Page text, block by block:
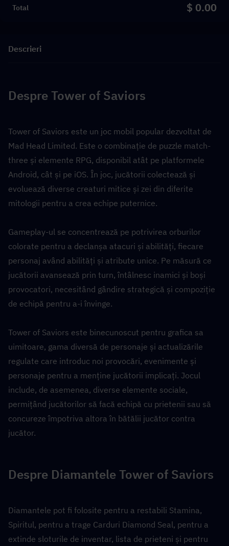
Total $ 0.00
Descrieri
Despre Tower of Saviors
Tower of Saviors este un joc mobil popular dezvoltat de
Mad Head Limited. Este o combinație de puzzle match-
three și elemente RPG, disponibil atât pe platformele
Android, cât și pe iOS. În joc, jucătorii colectează și
evoluează diverse creaturi mitice și zei din diferite
mitologii pentru a crea echipe puternice.
Gameplay-ul se concentrează pe potrivirea orburilor
colorate pentru a declanșa atacuri și abilități, fiecare
personaj având abilități și atribute unice. Pe măsură ce
jucătorii avansează prin turn, întâlnesc inamici și boși
provocatori, necesitând gândire strategică și compoziție
de echipă pentru a-i învinge.
Tower of Saviors este binecunoscut pentru grafica sa
uimitoare, gama diversă de personaje și actualizările
regulate care introduc noi provocări, evenimente și
personaje pentru a menține jucătorii implicați. Jocul
include, de asemenea, diverse elemente sociale,
permițând jucătorilor să facă echipă cu prietenii sau să
concureze împotriva altora în bătălii jucător contra
jucător.
Despre Diamantele Tower of Saviors
Diamantele pot fi folosite pentru a restabili Stamina,
Spiritul, pentru a trage Carduri Diamond Seal, pentru a
extinde sloturile de inventar, lista de prieteni și pentru